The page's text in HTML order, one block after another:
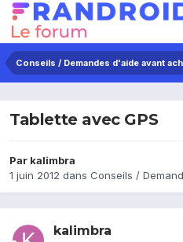
Conseils / Demandes d'aide avant
Tablette avec GPS
Par kalimbra
1 juin 2012 dans Conseils /
kalimbra